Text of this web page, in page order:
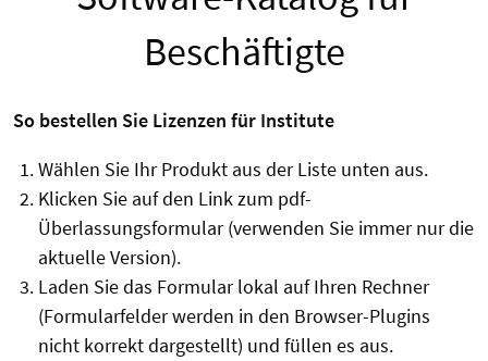
Beschäftigte
So bestellen Sie Lizenzen für Institute
Wählen Sie Ihr Produkt aus der Liste unten aus.
Klicken Sie auf den Link zum pdf-
Überlassungsformular (verwenden Sie immer nur die
aktuelle Version).
Laden Sie das Formular lokal auf Ihren Rechner
(Formularfelder werden in den Browser-Plugins
nicht korrekt dargestellt) und füllen es aus.